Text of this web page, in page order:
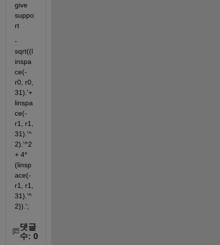
give
suppo
rt
-
sqrt((l
inspa
ce(-
r0, r0,
31).'+
linspa
ce(-
r1, r1,
31).'^
2).'^2
+ 4*
(linsp
ace(-
r1, r1,
31).'^
댓글
수: 0